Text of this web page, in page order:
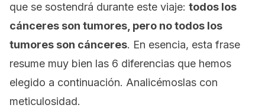
que se sostendrá durante este viaje: todos los
cánceres son tumores, pero no todos los
tumores son cánceres. En esencia, esta frase
resume muy bien las 6 diferencias que hemos
elegido a continuación. Analicémoslas con
meticulosidad.